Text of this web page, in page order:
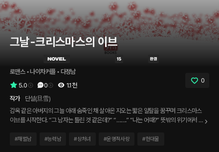
그날-크리스마스의 이브
로맨스 • 나이차커플 • 다정남
5.0
0 1.1천
0
작가
단설(旦雪)
감옥 같은 아버지의 그늘 아래 숨죽인 채 살아온 지오는 짧은 일탈을 꿈꾸며 크리스마스
이브를 시작한다. “그 남자는 틀린 것 같은데?” “…….” “나는 어때?” 뜻밖의 위기에서 지
네.” 두 사람의 만남은 예상하지 못했던 방향으로 흘러가는데. “오늘 같은 날, 혼자 보내
#재벌남 #능력남 #상처녀 #운명적사랑 #현대물